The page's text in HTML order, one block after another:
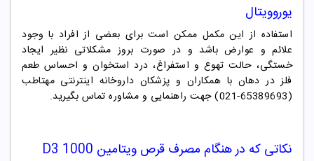
یوروویتال
استفاده از این مکمل ممکن است برای بعضی از افراد با وجود
علائم و عوارض باشد و در صورت بروز مشکلاتی نظیر ایجاد
خستگی، حالت تهوع و استفراغ، درد استخوان و احساس طعم
فلز در دهان با همکاران و پزشکان داروخانه اینترنتی مهتاطب
(65389693-021) جهت راهنمایی و مشاوره تماس بگیرید.
نکاتی که در هنگام مصرف
قرص ویتامین D3 1000